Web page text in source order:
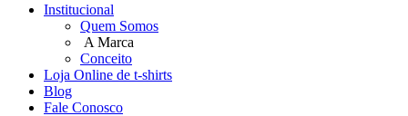
Institucional
Quem Somos
A Marca
Conceito
Loja Online de t-shirts
Blog
Fale Conosco